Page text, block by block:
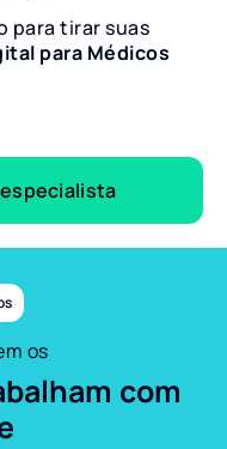
para tirar suas
para Médicos
especialista
os
com